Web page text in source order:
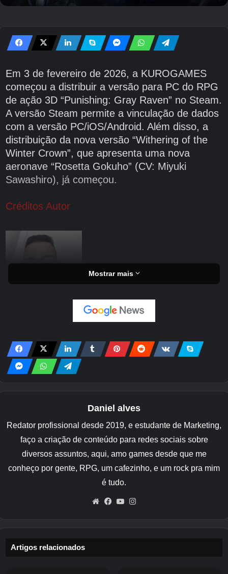
Em 3 de fevereiro de 2026, a KUROGAMES
começou a distribuir a versão para PC do RPG
de ação 3D “Punishing: Gray Raven” no Steam.
A versão Steam permite a vinculação de dados
com a versão PC/iOS/Android. Além disso, a
distribuição da nova versão “Withering of the
Winter Crown”, que apresenta uma nova
aeronave “Rosetta Gokuho” (CV: Miyuki
Sawashiro), já começou.
Créditos Autor
Mostrar mais
Daniel alves
Redator profissional desde 2019, e estudante de Marketing,
faço a criação de conteúdo para redes sociais sobre
diversos assuntos, aqui, amo games desde que me
conheço por gente, RPG, um cafezinho, e um rock pra mim
é tudo.
WebsiteFacebook
YouTube
Artigos relacionados